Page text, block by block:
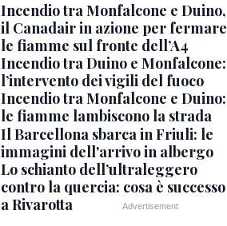
Incendio tra Monfalcone e Duino,
il Canadair in azione per fermare
le fiamme sul fronte dell’A4
Incendio tra Duino e Monfalcone:
l’intervento dei vigili del fuoco
Incendio tra Monfalcone e Duino:
le fiamme lambiscono la strada
Il Barcellona sbarca in Friuli: le
immagini dell'arrivo in albergo
Lo schianto dell’ultraleggero
contro la quercia: cosa è successo
a Rivarotta